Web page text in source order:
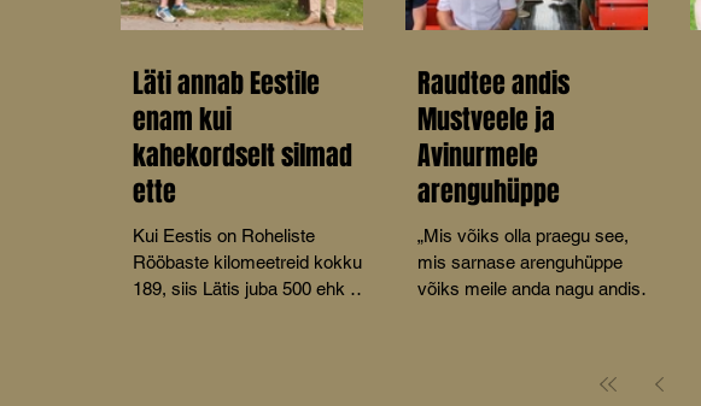
Läti annab Eestile
enam kui
kahekordselt silmad
ette
Kui Eestis on Roheliste
Rööbaste kilomeetreid kokku
189, siis Lätis juba 500 ehk 2,7
Raudtee andis
Mustveele ja
Avinurmele
arenguhüppe
„Mis võiks olla praegu see,
mis sarnase arenguhüppe
võiks meile anda nagu andis
Turismikoda juhatuse liige Aive